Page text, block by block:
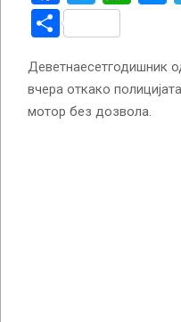
Share
Деветнаесетгодишник
вчера откако
мотор без дозвола.